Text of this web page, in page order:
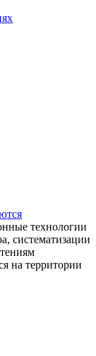
технологии
систематизации
на территории